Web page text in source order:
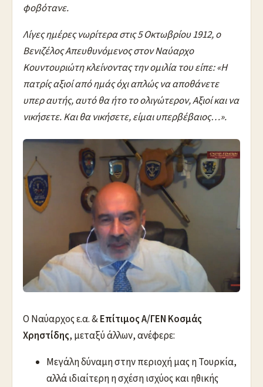
φοβότανε.
Λίγες ημέρες νωρίτερα στις 5 Οκτωβρίου 1912, ο
Βενιζέλος Απευθυνόμενος στον Ναύαρχο
Κουντουριώτη κλείνοντας την ομιλία του είπε: «Η
πατρίς αξιοί από ημάς όχι απλώς να αποθάνετε
υπερ αυτής, αυτό θα ήτο το ολιγώτερον, Αξιοί και να
νικήσετε. Και θα νικήσετε, είμαι υπερβέβαιος…».
Ο Ναύαρχος ε.α. &Επίτιμος Α/ΓΕΝ Κοσμάς
Χρηστίδης, μεταξύ άλλων, ανέφερε:
Μεγάλη δύναμη στην περιοχή μας η Τουρκία,
αλλά ιδιαίτερη η σχέση ισχύος και ηθικής